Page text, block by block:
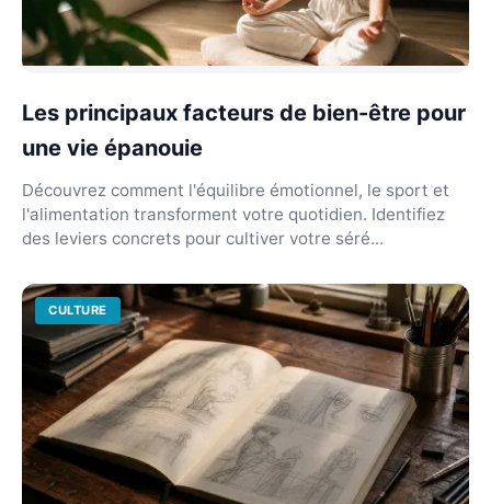
Les principaux facteurs de bien-être pour
une vie épanouie
Découvrez comment l'équilibre émotionnel, le sport et
l'alimentation transforment votre quotidien. Identifiez
des leviers concrets pour cultiver votre séré...
CULTURE